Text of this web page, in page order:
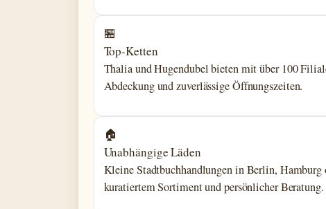
🏪
Top-Ketten
Thalia und Hugendubel bieten mit über 100
Abdeckung und zuverlässige Öffnungszeiten.
🏠
Unabhängige Läden
Kleine Stadtbuchhandlungen in Berlin, Hamburg
kuratiertem Sortiment und persönlicher Beratung.